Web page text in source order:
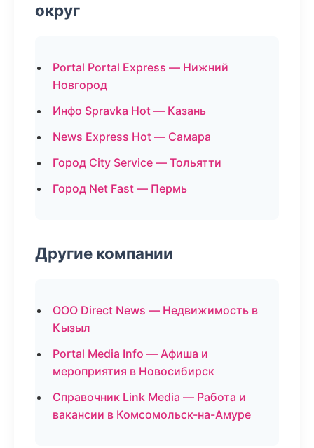
округ
Portal Portal Express — Нижний
Новгород
Инфо Spravka Hot — Казань
News Express Hot — Самара
Город City Service — Тольятти
Город Net Fast — Пермь
Другие компании
ООО Direct News — Недвижимость в
Кызыл
Portal Media Info — Афиша и
мероприятия в Новосибирск
Справочник Link Media — Работа и
вакансии в Комсомольск-на-Амуре